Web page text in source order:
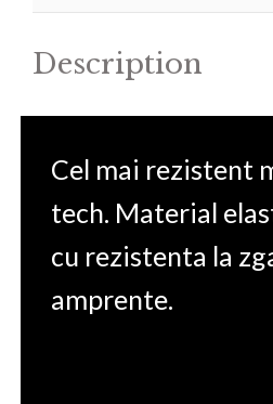
Description
Cel mai rezistent
tech. Material
cu rezistenta la
amprente.